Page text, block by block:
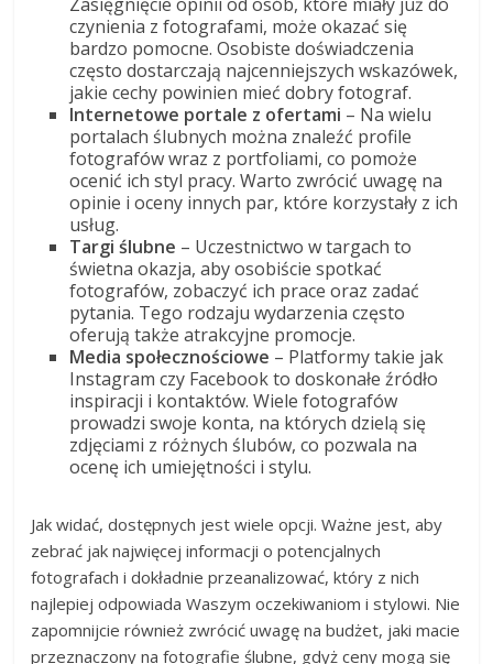
czynienia z fotografami, może okazać się
bardzo pomocne. Osobiste doświadczenia
często dostarczają najcenniejszych wskazówek,
jakie cechy powinien mieć dobry fotograf.
Internetowe portale z ofertami – Na wielu
portalach ślubnych można znaleźć profile
fotografów wraz z portfoliami, co pomoże
ocenić ich styl pracy. Warto zwrócić uwagę na
opinie i oceny innych par, które korzystały z ich
usług.
Targi ślubne – Uczestnictwo w targach to
świetna okazja, aby osobiście spotkać
fotografów, zobaczyć ich prace oraz zadać
pytania. Tego rodzaju wydarzenia często
oferują także atrakcyjne promocje.
Media społecznościowe – Platformy takie jak
Instagram czy Facebook to doskonałe źródło
inspiracji i kontaktów. Wiele fotografów
prowadzi swoje konta, na których dzielą się
zdjęciami z różnych ślubów, co pozwala na
ocenę ich umiejętności i stylu.
Jak widać, dostępnych jest wiele opcji. Ważne jest, aby
zebrać jak najwięcej informacji o potencjalnych
fotografach i dokładnie przeanalizować, który z nich
najlepiej odpowiada Waszym oczekiwaniom i stylowi. Nie
zapomnijcie również zwrócić uwagę na budżet, jaki macie
przeznaczony na fotografie ślubne, gdyż ceny mogą się